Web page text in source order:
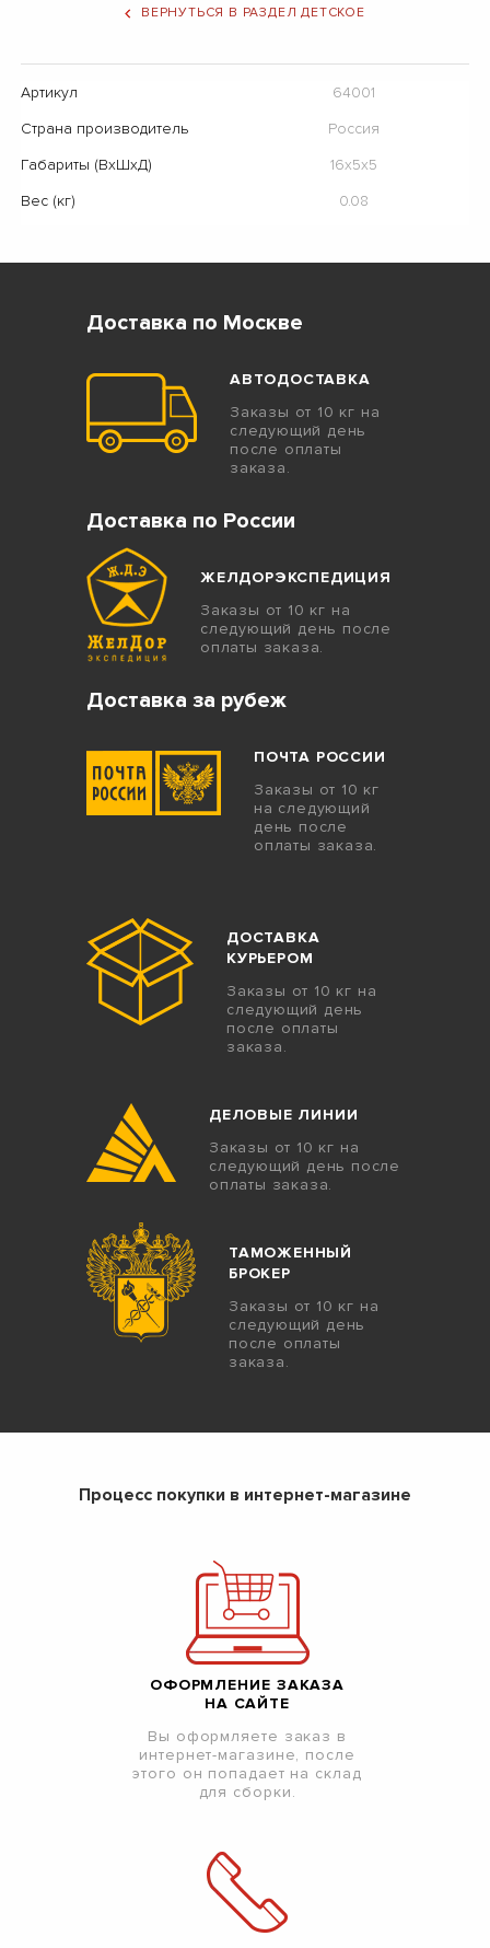
ВЕРНУТЬСЯ В РАЗДЕЛ ДЕТСКОЕ
Артикул
64001
Страна производитель
Россия
Габариты (ВхШхД)
16x5x5
Вес (кг)
0.08
Доставка по Москве
АВТОДОСТАВКА
Заказы от 10 кг на
следующий день
после оплаты
заказа.
Доставка по России
ЖЕЛДОРЭКСПЕДИЦИЯ
Заказы от 10 кг на
следующий день после
оплаты заказа.
Доставка за рубеж
ПОЧТА РОССИИ
Заказы от 10 кг
на следующий
день после
оплаты заказа.
ДОСТАВКА
КУРЬЕРОМ
Заказы от 10 кг на
следующий день
после оплаты
заказа.
ДЕЛОВЫЕ ЛИНИИ
Заказы от 10 кг на
следующий день после
оплаты заказа.
ТАМОЖЕННЫЙ
БРОКЕР
Заказы от 10 кг на
следующий день
после оплаты
заказа.
Процесс покупки в интернет-магазине
ОФОРМЛЕНИЕ ЗАКАЗА
НА САЙТЕ
Вы оформляете заказ в
интернет-магазине, после
этого он попадает на склад
для сборки.